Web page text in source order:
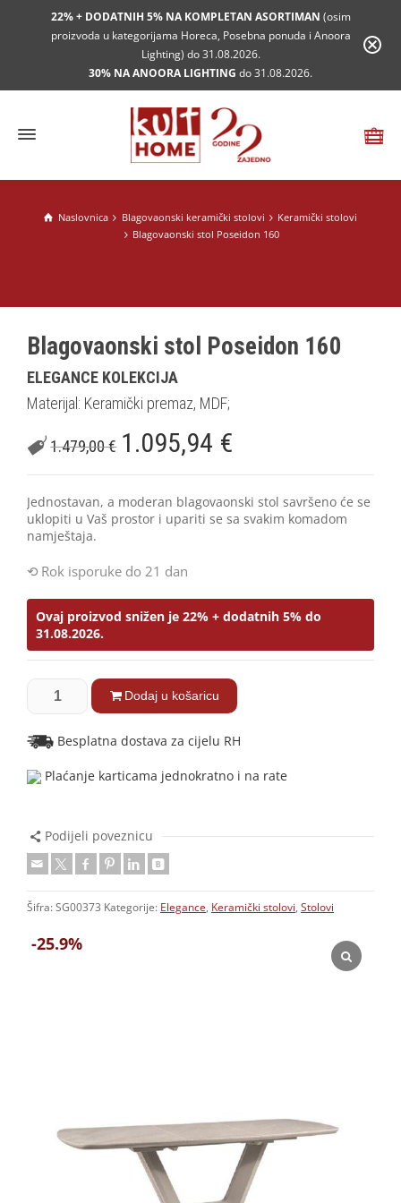
22% + DODATNIH 5% NA KOMPLETAN ASORTIMAN (osim
proizvoda u kategorijama Horeca, Posebna ponuda i Anoora
Lighting) do 31.08.2026.
30% NA ANOORA LIGHTING do 31.08.2026.
Naslovnica Blagovaonski keramički stolovi
Keramički stolovi
Blagovaonski stol Poseidon 160
-25.9%
Blagovaonski stol Poseidon 160
ELEGANCE KOLEKCIJA
Materijal: Keramički premaz, MDF;
1.479,00€ 1.095,94 €
Jednostavan, a moderan blagovaonski stol savršeno će se
uklopiti u Vaš prostor i upariti se sa svakim komadom
namještaja.
Rok isporuke do 21 dan
Ovaj proizvod snižen je 22% + dodatnih 5% do
31.08.2026.
Dodaj u košaricu
Besplatna dostava za cijelu RH
Plaćanje karticama jednokratno i na rate
Podijeli poveznicu
Šifra: SG00373 Kategorije: Elegance, Keramički stolovi, Stolovi